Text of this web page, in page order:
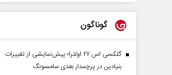
گوناگون
گلکسی اس ۲۷ اولترا؛ پیش‌نمایشی از تغییرات
بنیادین در پرچمدار بعدی سامسونگ